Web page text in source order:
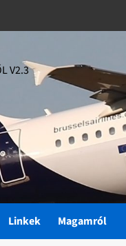
V2.3
Linkek Magamról